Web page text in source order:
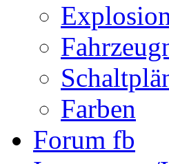
Farben
Forum fb